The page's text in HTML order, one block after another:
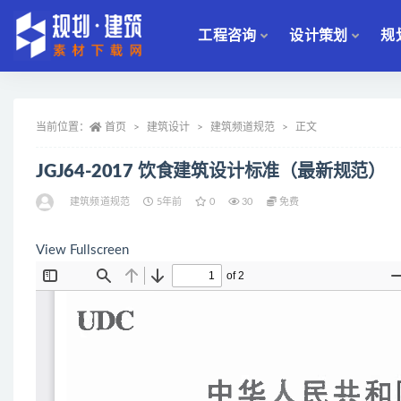
工程咨询 设计策划 规
当前位置： 首页 建筑设计 建筑频道规范 正文
JGJ64-2017 饮食建筑设计标准（最新规范）
建筑频道规范 5年前 0 30 免费
View Fullscreen